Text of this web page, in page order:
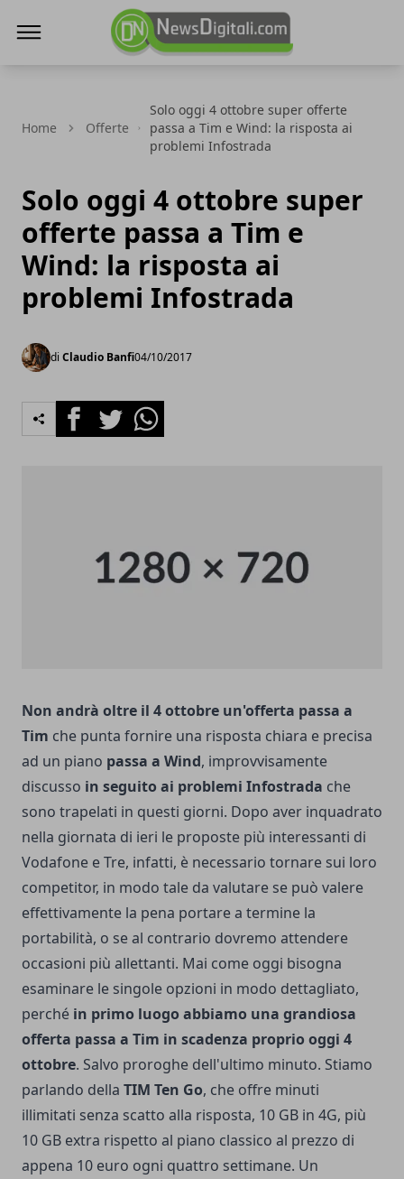
Home Offerte
Solo oggi 4 ottobre super offerte
passa a Tim e Wind: la risposta ai
problemi Infostrada
Solo oggi 4 ottobre super
offerte passa a Tim e
Wind: la risposta ai
problemi Infostrada
di Claudio Banfi04/10/2017
FacebookTwitterWhatsapp
Non andrà oltre il 4 ottobre un'offerta passa a
Tim che punta fornire una risposta chiara e precisa
ad un piano passa a Wind, improvvisamente
discusso in seguito ai problemi Infostrada che
sono trapelati in questi giorni. Dopo aver inquadrato
nella giornata di ieri le proposte più interessanti di
Vodafone e Tre, infatti, è necessario tornare sui loro
competitor, in modo tale da valutare se può valere
effettivamente la pena portare a termine la
portabilità, o se al contrario dovremo attendere
occasioni più allettanti. Mai come oggi bisogna
esaminare le singole opzioni in modo dettagliato,
perché in primo luogo abbiamo una grandiosa
offerta passa a Tim in scadenza proprio oggi 4
ottobre. Salvo proroghe dell'ultimo minuto. Stiamo
parlando della TIM Ten Go, che offre minuti
illimitati senza scatto alla risposta, 10 GB in 4G, più
10 GB extra rispetto al piano classico al prezzo di
appena 10 euro ogni quattro settimane. Un